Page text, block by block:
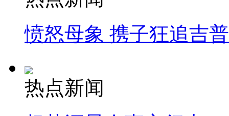
愤怒母象 携子狂追吉
热点新闻